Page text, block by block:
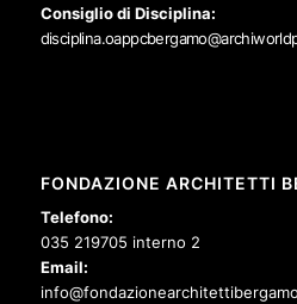
Consiglio di Disciplina:
FONDAZIONE ARCHITETTI
Telefono:
035 219705 interno 2
Email: